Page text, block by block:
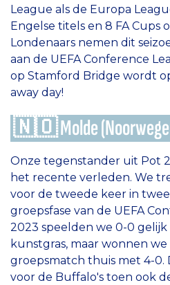
League als de Europa
Engelse titels en 8 FA Cups
Londenaars nemen dit
aan de UEFA Conference
op Stamford Bridge wordt
away day!
🇳🇴 Molde
Onze tegenstander uit Pot
het recente verleden. We
voor de tweede keer in
groepsfase van de UEFA
2023 speelden we 0-0 gelijk
kunstgras, maar wonnen
groepsmatch thuis met 4-0.
voor de Buffalo's toen ook